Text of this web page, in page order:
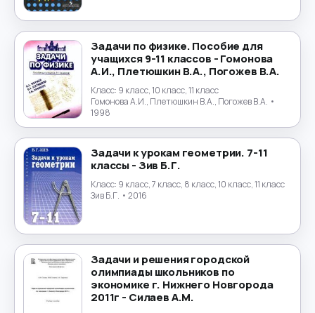
Физика
Физическая культура
Финансы →
Финский язык
Французский язык
Химия →
Черчение
Чешский язык →
Шведский язык →
Задачи по физике. Пособие для
учащихся 9-11 классов - Гомонова
А.И., Плетюшкин В.А., Погожев В.А.
Класс: 9 класс, 10 класс, 11 класс
Гомонова А.И., Плетюшкин В.А., Погожев В.А. •
1998
Задачи к урокам геометрии. 7-11
классы - Зив Б.Г.
Класс: 9 класс, 7 класс, 8 класс, 10 класс, 11 класс
Зив Б.Г. • 2016
Задачи и решения городской
олимпиады школьников по
экономике г. Нижнего Новгорода
2011г - Силаев А.М.